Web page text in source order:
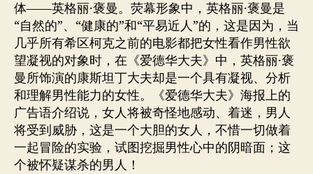
体——英格丽·褒曼。荧幕形象中，英格丽·褒曼是
“自然的”、“健康的”和“平易近人”的，这是因为，当
几乎所有希区柯克之前的电影都把女性看作男性欲
望凝视的对象时，在《爱德华大夫》中，英格丽·褒
曼所饰演的康斯坦丁大夫却是一个具有凝视、分析
和理解男性能力的女性。《爱德华大夫》海报上的
广告语介绍说，女人将被奇怪地感动、着迷，男人
将受到威胁，这是一个大胆的女人，不惜一切做着
一起冒险的实验，试图挖掘男性心中的阴暗面；这
个被怀疑谋杀的男人！